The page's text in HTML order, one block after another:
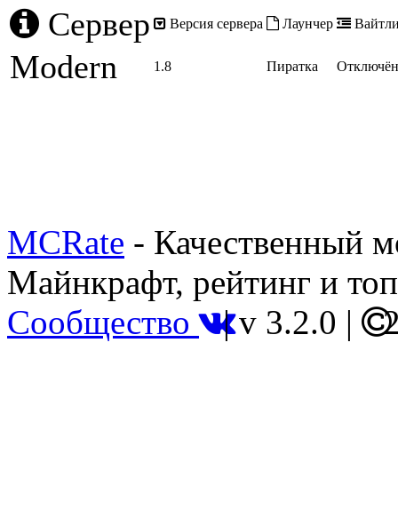
Сервер
Версия сервера Лаунчер
Modern 1.8 Пиратка Отключён
MCRate - Качественный
Майнкрафт, рейтинг и
Сообщество |v 3.2.0 |